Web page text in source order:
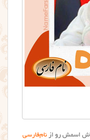
اسمش رو از نام‌فارسی